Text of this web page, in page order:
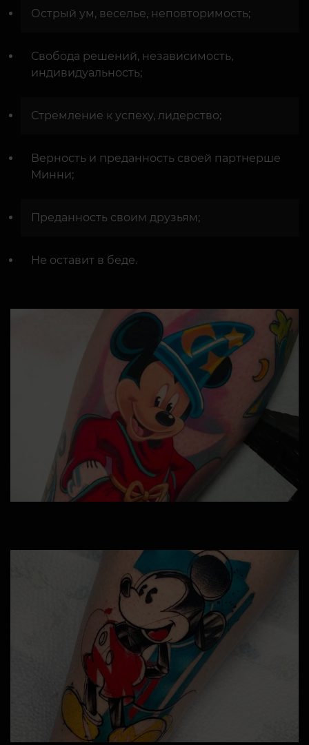
Острый ум, веселье, неповторимость;
Свобода решений, независимость,
индивидуальность;
Стремление к успеху, лидерство;
Верность и преданность своей партнерше
Минни;
Преданность своим друзьям;
Не оставит в беде.